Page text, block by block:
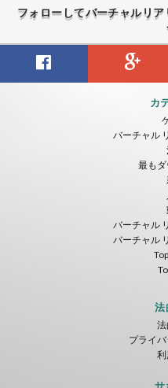
ティのブームと爆発的な
られている。まだ開発段階
トユーザーも高い興味を
は、日毎に増えている。
フォローしてバーチャルリ
カ
バーチャル
最も
バーチャル
バーチャル
法
プライ
サ